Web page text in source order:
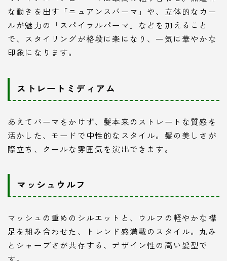
な動きを出す「ニュアンスパーマ」や、立体的なカー
ルが魅力の「スパイラルパーマ」などを加えること
で、スタイリングが格段に楽になり、一気に華やかな
印象になります。
ストレートミディアム
あえてパーマをかけず、髪本来のストレートな質感を
活かした、モードで中性的なスタイル。髪の美しさが
際立ち、クールな雰囲気を演出できます。
マッシュウルフ
マッシュの重めのシルエットと、ウルフの軽やかな襟
足を組み合わせた、トレンド感満載のスタイル。丸み
とシャープさが共存する、デザイン性の高い髪型で
す。